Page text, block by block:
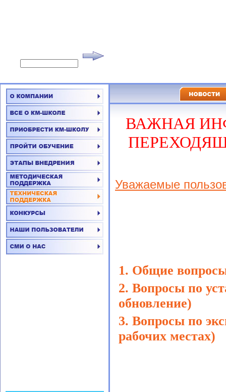
ВАЖНАЯ
Уважаемые
1. Общие
2. Вопросы по
обновление)
3. Вопросы по
рабочих местах)